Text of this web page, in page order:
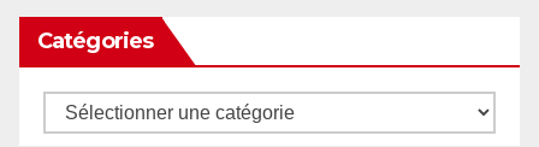
Catégories
Catégories